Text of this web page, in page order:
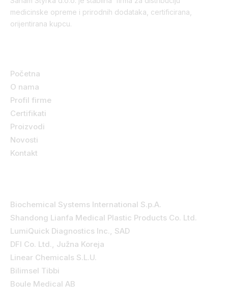
medicinske opreme i prirodnih dodataka, certificirana,
orijentirana kupcu.
Početna
O nama
Profil firme
Certifikati
Proizvodi
Novosti
Kontakt
Biochemical Systems International S.p.A.
Shandong Lianfa Medical Plastic Products Co. Ltd.
LumiQuick Diagnostics Inc., SAD
DFI Co. Ltd., Južna Koreja
Linear Chemicals S.L.U.
Bilimsel Tibbi
Boule Medical AB